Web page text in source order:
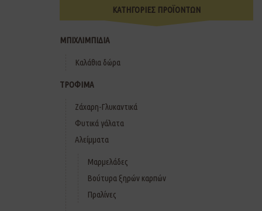
ΚΑΤΗΓΟΡΙΕΣ ΠΡΟΪΟΝΤΩΝ
ΜΠΙΧΛΙΜΠΙΔΙΑ
Καλάθια δώρα
ΤΡΟΦΙΜΑ
Ζάχαρη-Γλυκαντικά
Φυτικά γάλατα
Αλείμματα
Μαρμελάδες
Βούτυρα ξηρών καρπών
Πραλίνες